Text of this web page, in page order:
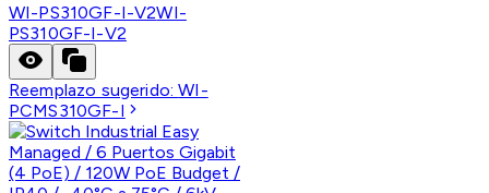
WI-PS310GF-I-V2WI-
PS310GF-I-V2
Reemplazo sugerido:WI-
PCMS310GF-I